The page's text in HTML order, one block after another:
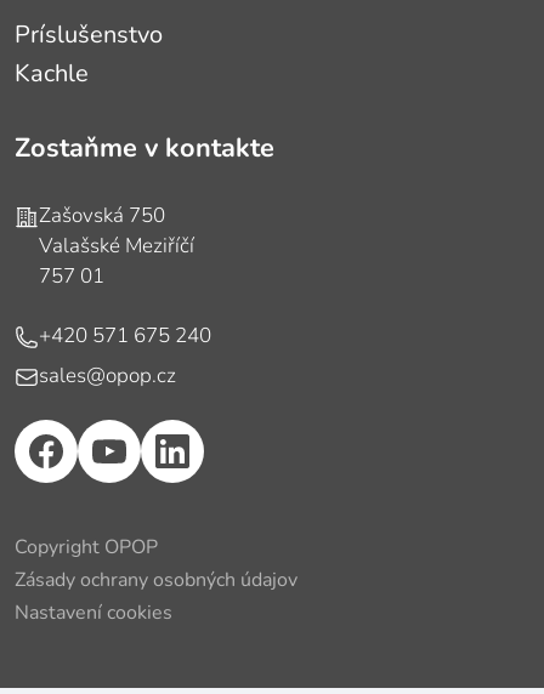
Príslušenstvo
Kachle
Zostaňme v kontakte
Adresa
Zašovská 750
Valašské Meziříčí
757 01
Telefón
+420 571 675 240
E-mail
sales@opop.cz
Copyright OPOP
Zásady ochrany osobných údajov
Nastavení cookies